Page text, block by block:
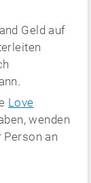
Geld auf
Love
wenden
Person an